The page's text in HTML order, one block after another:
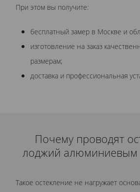
При этом вы получите:
бесплатный замер в Москве и
изготовление на заказ
размерам;
доставка и профессиональная
Почему проводят
лоджий алюминиевым
Такое остекление не нагружает